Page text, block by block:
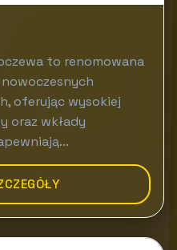
to renomowana
oferując wysokiej
oraz wkłady